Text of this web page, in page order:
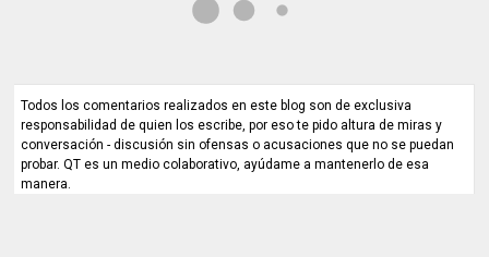
Todos los comentarios realizados en este blog son de exclusiva
responsabilidad de quien los escribe, por eso te pido altura de miras y
conversación - discusión sin ofensas o acusaciones que no se puedan
probar. QT es un medio colaborativo, ayúdame a mantenerlo de esa
manera.